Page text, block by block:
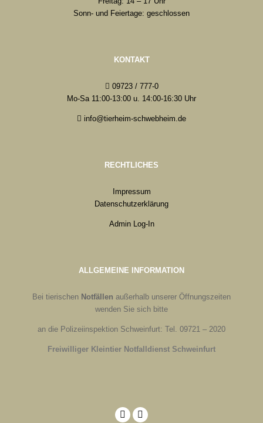
Sonn- und Feiertage: geschlossen
KONTAKT
09723 / 777-0
Mo-Sa 11:00-13:00 u. 14:00-16:30 Uhr
info@tierheim-schwebheim.de
RECHTLICHES
Impressum
Datenschutzerklärung
Admin Log-In
ALLGEMEINE INFORMATION
Bei tierischen Notfällen außerhalb unserer Öffnungszeiten
wenden Sie sich bitte
an die Polizeiinspektion Schweinfurt: Tel. 09721 – 2020
Freiwilliger Kleintier Notfalldienst Schweinfurt